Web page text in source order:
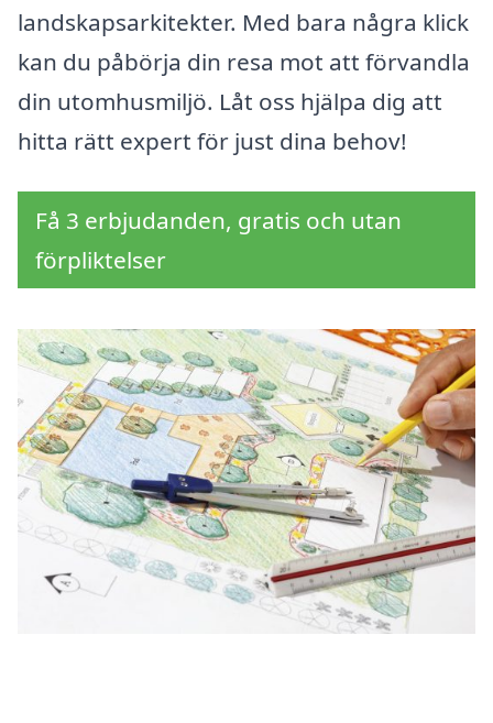
landskapsarkitekter. Med bara några klick
kan du påbörja din resa mot att förvandla
din utomhusmiljö. Låt oss hjälpa dig att
hitta rätt expert för just dina behov!
Få 3 erbjudanden, gratis och utan
förpliktelser